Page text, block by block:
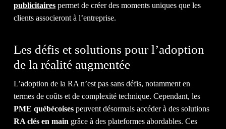
publicitaires permet de créer des moments uniques que les
clients associeront à l’entreprise.
Les défis et solutions pour l’adoption
de la réalité augmentée
L’adoption de la RA n’est pas sans défis, notamment en
termes de coûts et de complexité technique. Cependant, les
PME québécoises peuvent désormais accéder à des solutions
RA clés en main grâce à des plateformes abordables. Ces